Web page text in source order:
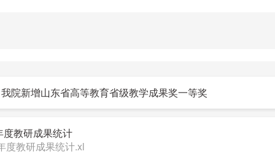
院新增山东省高等教育省级教学成果奖一等奖
度教研成果统计
度教研成果统计.xl